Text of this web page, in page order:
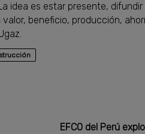
idea es estar presente,
beneficio, producción,
EFCO del Perú